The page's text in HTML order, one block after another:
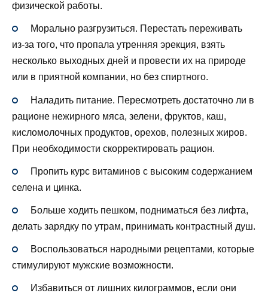
физической работы.
Морально разгрузиться. Перестать переживать
из-за того, что пропала утренняя эрекция, взять
несколько выходных дней и провести их на природе
или в приятной компании, но без спиртного.
Наладить питание. Пересмотреть достаточно ли в
рационе нежирного мяса, зелени, фруктов, каш,
кисломолочных продуктов, орехов, полезных жиров.
При необходимости скорректировать рацион.
Пропить курс витаминов с высоким содержанием
селена и цинка.
Больше ходить пешком, подниматься без лифта,
делать зарядку по утрам, принимать контрастный душ.
Воспользоваться народными рецептами, которые
стимулируют мужские возможности.
Избавиться от лишних килограммов, если они